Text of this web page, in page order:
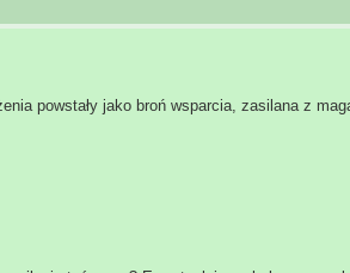
powstały jako broń wsparcia, zasilana z